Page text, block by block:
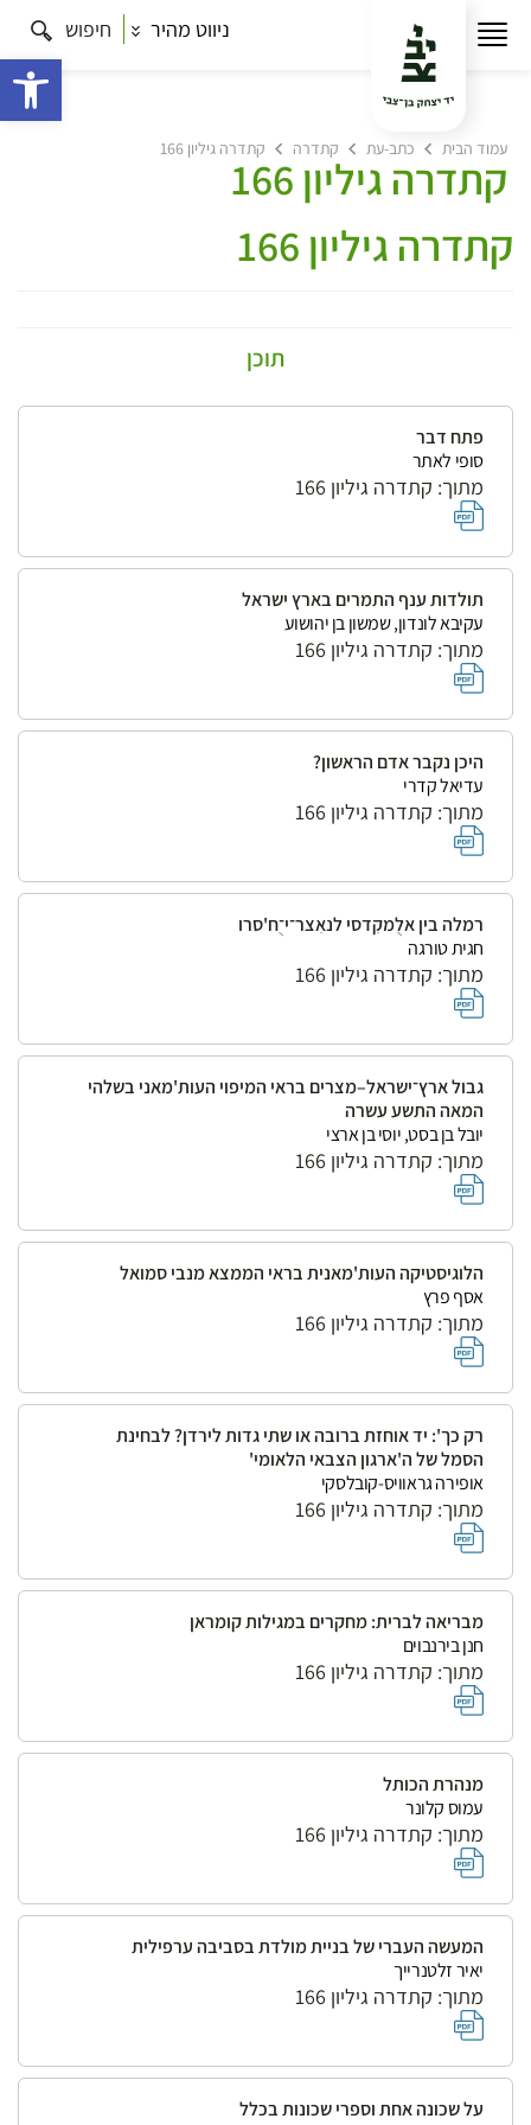
ניווט מהיר חיפוש
עמוד הבית כתב-עת קתדרה קתדרה גיליון 166
קתדרה גיליון 166
קתדרה גיליון 166
תוכן
פתח דבר
סופי לאתר
מתוך: קתדרה גיליון 166
תולדות ענף התמרים בארץ ישראל
עקיבא לונדון, שמשון בן יהושוע
מתוך: קתדרה גיליון 166
היכן נקבר אדם הראשון?
עדיאל קדרי
מתוך: קתדרה גיליון 166
רמלה בין אלֻמקִדסי לנאִצר־י־ֻח'סרו
חגית טורגה
מתוך: קתדרה גיליון 166
גבול ארץ־ישראל–מצרים בראי המיפוי העות'מאני בשלהי
המאה התשע עשרה
יובל בן בסט, יוסי בן ארצי
מתוך: קתדרה גיליון 166
הלוגיסטיקה העות'מאנית בראי הממצא מנבי סמואל
אסף פרץ
מתוך: קתדרה גיליון 166
רק כך': יד אוחזת ברובה או שתי גדות לירדן? לבחינת
הסמל של ה'ארגון הצבאי הלאומי'
אופירה גראוויס-קובלסקי
מתוך: קתדרה גיליון 166
מבריאה לברית: מחקרים במגילות קומראן
חנן בירנבוים
מתוך: קתדרה גיליון 166
מנהרת הכותל
עמוס קלונר
מתוך: קתדרה גיליון 166
המעשה העברי של בניית מולדת בסביבה ערפילית
יאיר זלטנרייך
מתוך: קתדרה גיליון 166
על שכונה אחת וספרי שכונות בכלל